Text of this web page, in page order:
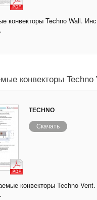
конвекторы Techno Wall.
конвекторы Techno
TECHNO
Скачать
конвекторы Techno